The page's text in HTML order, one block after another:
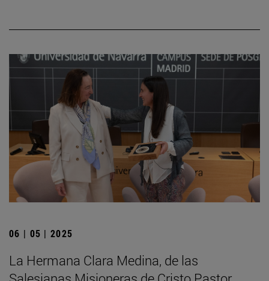
06 | 05 | 2025
La Hermana Clara Medina, de las